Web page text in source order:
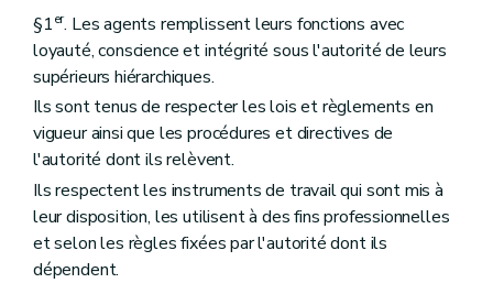
Art. 91
Art.91bis
Art. 91ter
Section II De la mission de service pour formation obligatoire
Art. 92
Art. 93
Art. 94
Art. 95
Section III De la dispense de service pour formation (
Art. 96
Section IV Du congé de formation
Art. 97
§1er. Les agents remplissent leurs fonctions avec
loyauté, conscience et intégrité sous l'autorité de leurs
supérieurs hiérarchiques.
Ils sont tenus de respecter les lois et règlements en
vigueur ainsi que les procédures et directives de
l'autorité dont ils relèvent.
Ils respectent les instruments de travail qui sont mis à
leur disposition, les utilisent à des fins professionnelles
et selon les règles fixées par l'autorité dont ils
dépendent.